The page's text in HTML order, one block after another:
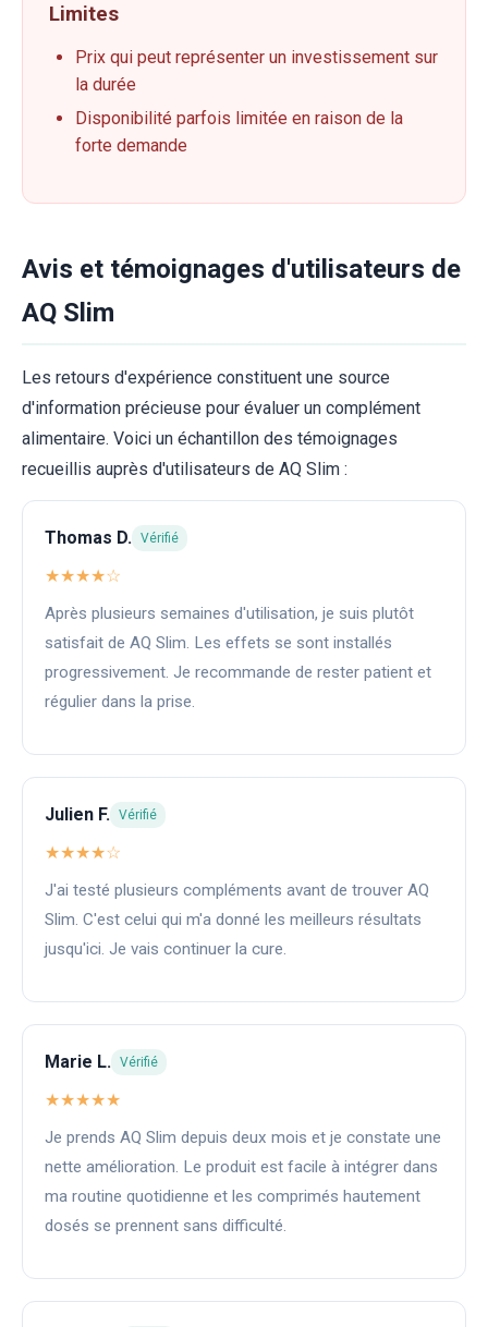
Limites
Prix qui peut représenter un investissement sur
la durée
Disponibilité parfois limitée en raison de la
forte demande
Avis et témoignages d'utilisateurs de
AQ Slim
Les retours d'expérience constituent une source
d'information précieuse pour évaluer un complément
alimentaire. Voici un échantillon des témoignages
recueillis auprès d'utilisateurs de AQ Slim :
Thomas D. Vérifié
★★★★☆
Après plusieurs semaines d'utilisation, je suis plutôt
satisfait de AQ Slim. Les effets se sont installés
progressivement. Je recommande de rester patient et
régulier dans la prise.
Julien F. Vérifié
★★★★☆
J'ai testé plusieurs compléments avant de trouver AQ
Slim. C'est celui qui m'a donné les meilleurs résultats
jusqu'ici. Je vais continuer la cure.
Marie L. Vérifié
★★★★★
Je prends AQ Slim depuis deux mois et je constate une
nette amélioration. Le produit est facile à intégrer dans
ma routine quotidienne et les comprimés hautement
dosés se prennent sans difficulté.